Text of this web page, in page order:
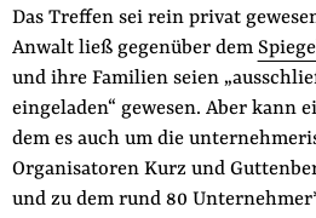
Das Treffen sei rein privat
Anwalt ließ gegenüber dem
und ihre Familien seien
eingeladen“ gewesen. Aber kann
dem es auch um die
Organisatoren Kurz und
und zu dem rund 80